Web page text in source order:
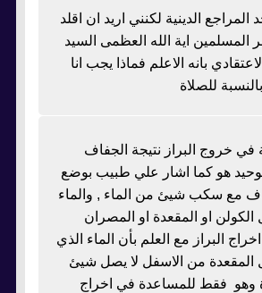
المراجع الدينية لكنني اريد ان اقلد
المسلمين اية الله العظمى السيد
بانه الاعلم فماذا يجب انا
للصلاة
خروج البراز نتيجة الجفاف
هو كما اشار علي طبيب بوضع
مع سكب شيئ من الماء , والماء
او المقعدة او المصران
البراز مع العلم بأن الماء الذي
المقعدة من الاسفل لا يصل شيئ
وهو فقط للمساعدة في اخراج